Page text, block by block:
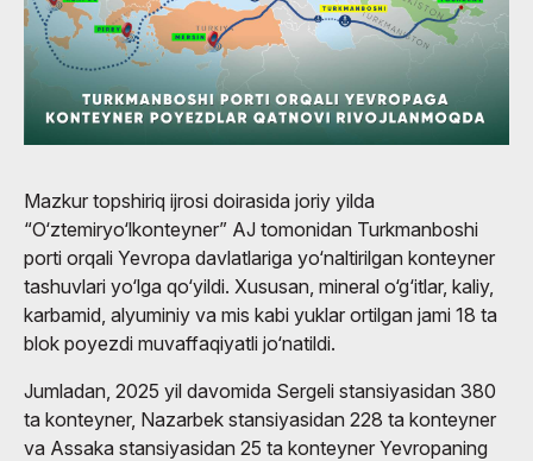
Mazkur topshiriq ijrosi doirasida joriy yilda
“O‘ztemiryo‘lkonteyner” AJ tomonidan Turkmanboshi
porti orqali Yevropa davlatlariga yo‘naltirilgan konteyner
tashuvlari yo‘lga qo‘yildi. Xususan, mineral o‘g‘itlar, kaliy,
karbamid, alyuminiy va mis kabi yuklar ortilgan jami 18 ta
blok poyezdi muvaffaqiyatli jo‘natildi.
Jumladan, 2025 yil davomida Sergeli stansiyasidan 380
ta konteyner, Nazarbek stansiyasidan 228 ta konteyner
va Assaka stansiyasidan 25 ta konteyner Yevropaning